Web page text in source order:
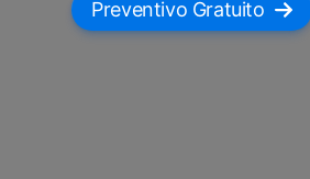
Preventivo Gratuito